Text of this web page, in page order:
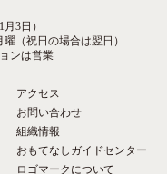
3日）
（祝日の場合は翌日）
ンは営業
アクセス
お問い合わせ
組織情報
おもてなしガイドセンター
ロゴマークについて